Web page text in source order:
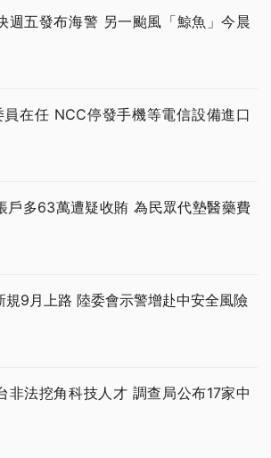
週五發布海警 另一颱風「鯨魚」今晨
在任 NCC停發手機等電信設備進口
戶多63萬遭疑收賄 為民眾代墊醫藥費
規9月上路 陸委會示警增赴中安全風險
非法挖角科技人才 調查局公布17家中